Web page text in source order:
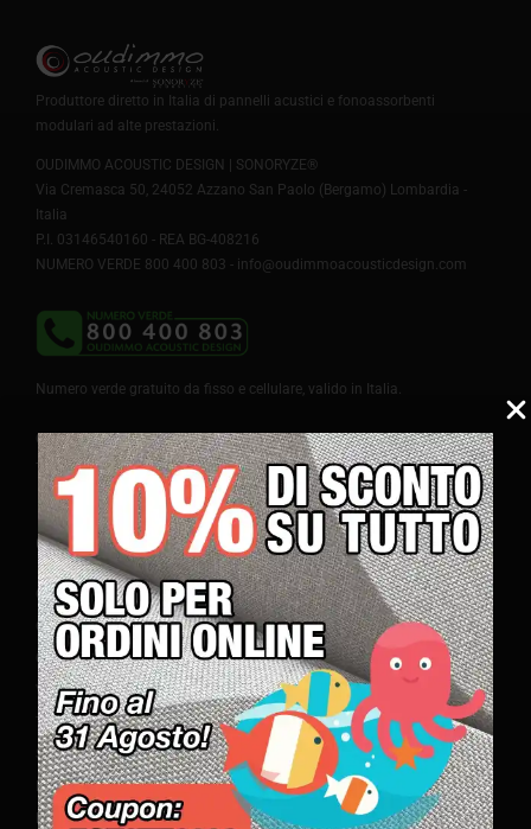
Produttore diretto in Italia di pannelli acustici e fonoassorbenti
modulari ad alte prestazioni.
OUDIMMO ACOUSTIC DESIGN | SONORYZE®
Via Cremasca 50, 24052 Azzano San Paolo (Bergamo) Lombardia -
Italia
P.I. 03146540160 - REA BG-408216
NUMERO VERDE 800 400 803 - info@oudimmoacousticdesign.com
Numero verde gratuito da fisso e cellulare, valido in Italia.
Chiamate dall'estero:
+39 035 4281480
Company
Contatti
Chi siamo – produttori di pannelli acustici Modulari
Chi ha scelto i nostri prodotti
Video
Test Acustici
Salute e sicurezza
Listini prezzi
Brochure